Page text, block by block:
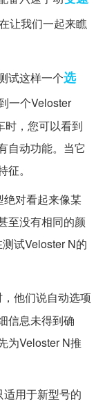
让我们一起来瞧
试这样一个选
一个Veloster
时，您可以看到
自动功能。当它
。
对看起来像某
至没有相同的颜
试Veloster N的
他们说自动选项
信息未得到确
为Veloster N推
用于新型号的